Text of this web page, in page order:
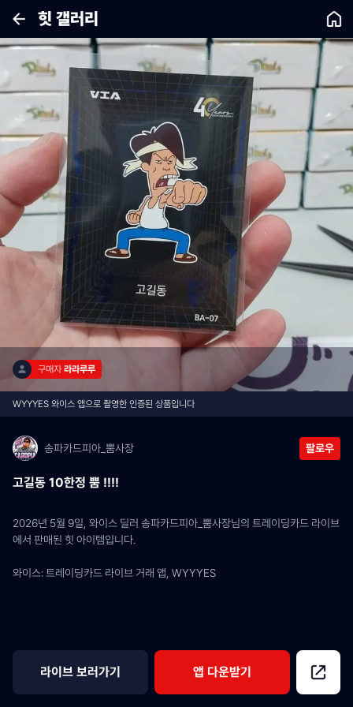
힛 갤러리
구매자 라라루루
WYYYES 와이스 앱으로 촬영한 인증된 상품입니다
송파카드피아_뿜사장 팔로우
고길동 10한정 뿜 !!!!
2026년 5월 9일, 와이스 딜러 송파카드피아_뿜사장님의 트레이딩카드 라이브
에서 판매된 힛 아이템입니다.
와이스: 트레이딩카드 라이브 거래 앱, WYYYES
라이브 보러가기 앱 다운받기